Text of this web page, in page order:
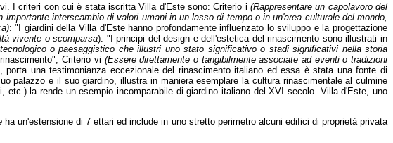
I criteri con cui è stata iscritta Villa d'Este sono: Criterio i(Rappresentare un capolavoro del
importante interscambio di valori umani in un lasso di tempo o in un'area culturale del mondo,
: "I giardini della Villa d'Este hanno profondamente influenzato lo sviluppo e la progettazione
vivente o scomparsa): "I principi del design e dell'estetica del rinascimento sono illustrati in
o paesaggistico che illustri uno stato significativo o stadi significativi nella storia
Criterio vi (Essere direttamente o tangibilmente associate ad eventi o tradizioni
una testimonianza eccezionale del rinascimento italiano ed essa è stata una fonte di
e il suo giardino, illustra in maniera esemplare la cultura rinascimentale al culmine
la rende un esempio incomparabile di giardino italiano del XVI secolo. Villa d'Este, uno
ha un'estensione di 7 ettari ed include in uno stretto perimetro alcuni edifici di proprietà privata